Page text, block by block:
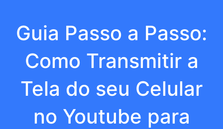
Guia Passo a Passo:
Como Transmitir a
Tela do seu Celular
no Youtube para